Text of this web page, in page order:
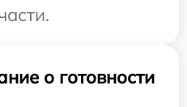
о готовности